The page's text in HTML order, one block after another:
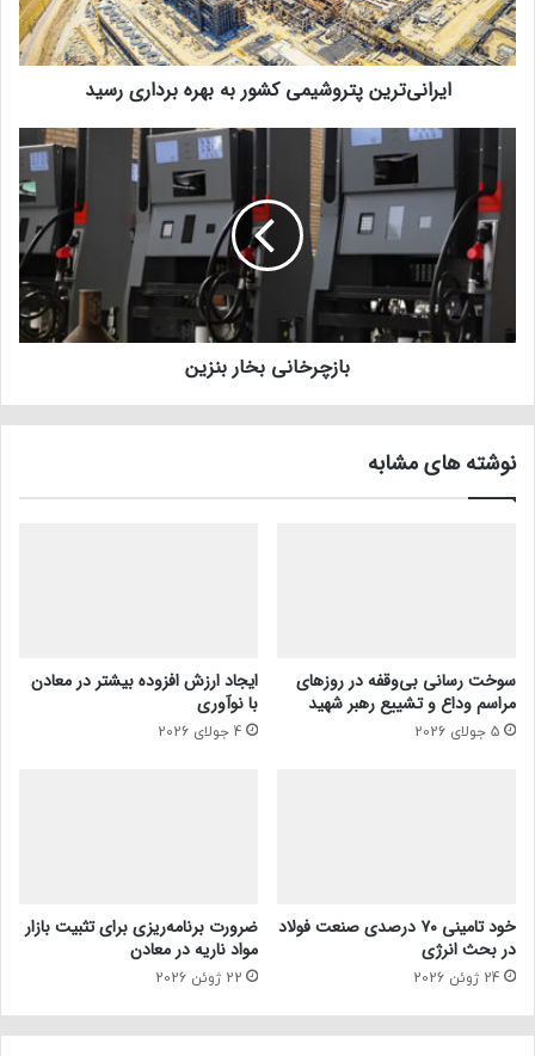
ایرانی‌ترین پتروشیمی کشور به بهره برداری رسید
بازچرخانی بخار بنزین
نوشته های مشابه
سوخت رسانی بی‌وقفه در روز‌های
مراسم وداع و تشییع رهبر شهید
5 جولای 2026
ایجاد ارزش افزوده بیشتر در معادن
با نوآوری
4 جولای 2026
خود تامینی ۷۰ درصدی صنعت فولاد
در بحث انرژی
24 ژوئن 2026
ضرورت برنامه‌ریزی برای تثبیت بازار
مواد ناریه در معادن
22 ژوئن 2026